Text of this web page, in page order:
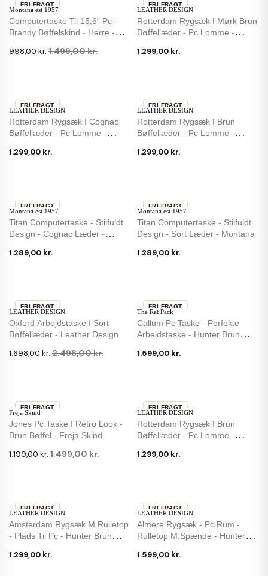
Montana est 1957
Computertaske Til 15,6" Pc -
Brandy Bøffelskind - Herre -
998,00 kr. 1.499,00 kr.
FRI FRAGT
LEATHER DESIGN
Rotterdam Rygsæk I Mørk Brun
Bøffellæder - Pc Lomme -
1.299,00 kr.
FRI FRAGT
LEATHER DESIGN
Rotterdam Rygsæk I Cognac
Bøffellæder - Pc Lomme -
1.299,00 kr.
FRI FRAGT
LEATHER DESIGN
Rotterdam Rygsæk I Brun
Bøffellæder - Pc Lomme -
1.299,00 kr.
FRI FRAGT
Montana est 1957
Titan Computertaske - Stilfuldt
Design - Cognac Læder -
1.289,00 kr.
FRI FRAGT
Montana est 1957
Titan Computertaske - Stilfuldt
Design - Sort Læder - Montana
1.289,00 kr.
FRI FRAGT
LEATHER DESIGN
Oxford Arbejdstaske I Sort
Bøffellæder - Leather Design
1.698,00 kr. 2.498,00 kr.
-32 %
FRI FRAGT
The Rat Pack
Callum Pc Taske - Perfekte
Arbejdstaske - Hunter Brun
1.599,00 kr.
FRI FRAGT
Freja Skind
Jones Pc Taske I Retro Look -
Brun Bøffel - Freja Skind
1.199,00 kr. 1.499,00 kr.
-20 %
FRI FRAGT
LEATHER DESIGN
Rotterdam Rygsæk I Brun
Bøffellæder - Pc Lomme -
1.299,00 kr.
FRI FRAGT
LEATHER DESIGN
Amsterdam Rygsæk M.rulletop
- Plads Til Pc - Hunter Brun
1.299,00 kr.
FRI FRAGT
LEATHER DESIGN
Almere Rygsæk - Pc Rum -
Rulletop M.spænde - Hunter
1.599,00 kr.
FRI FRAGT